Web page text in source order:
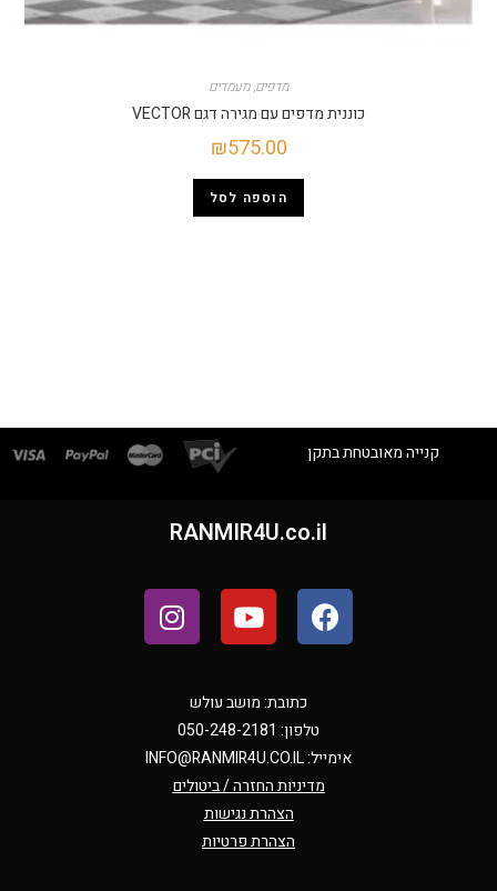
מדפים,מעמדים
כוננית מדפים עם מגירה דגם VECTOR
₪575.00
הוספה לסל
קנייה מאובטחת בתקן
RANMIR4U.co.il
כתובת: מושב עולש
טלפון: 050-248-2181
אימייל:INFO@RANMIR4U.CO.IL
מדיניות החזרה / ביטולים
הצהרת נגישות
הצהרת פרטיות